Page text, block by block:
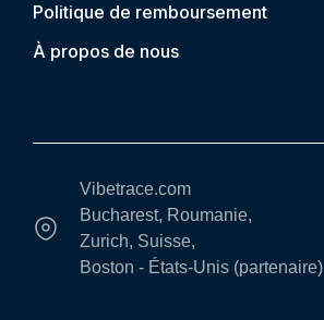
Politique de remboursement
À propos de nous
Vibetrace.com
Bucharest, Roumanie,
Zurich, Suisse,
Boston - États-Unis (partenaire)